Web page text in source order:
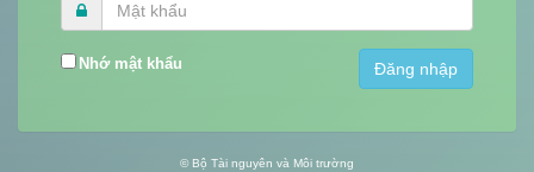
Nhớ mật khẩu
© Bộ Tài nguyên và Môi trường